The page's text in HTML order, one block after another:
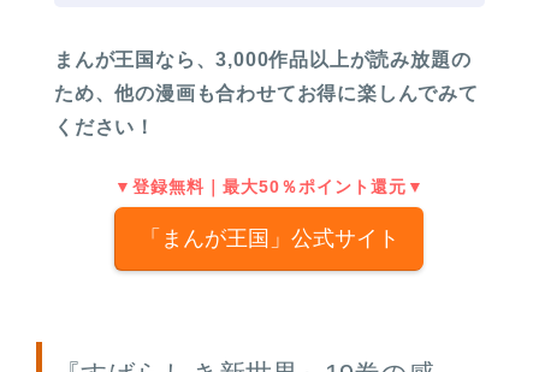
まんが王国なら、3,000作品以上が読み放題の
ため、他の漫画も合わせてお得に楽しんでみて
ください！
▼登録無料｜最大50％ポイント還元▼
「まんが王国」公式サイト